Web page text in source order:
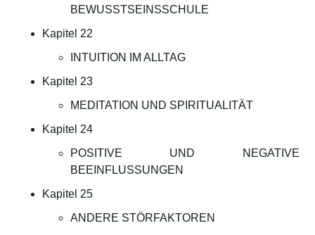
BEWUSSTSEINSSCHULE
Kapitel 22
INTUITION IM ALLTAG
Kapitel 23
MEDITATION UND SPIRITUALITÄT
Kapitel 24
POSITIVE UND NEGATIVE
BEEINFLUSSUNGEN
Kapitel 25
ANDERE STÖRFAKTOREN